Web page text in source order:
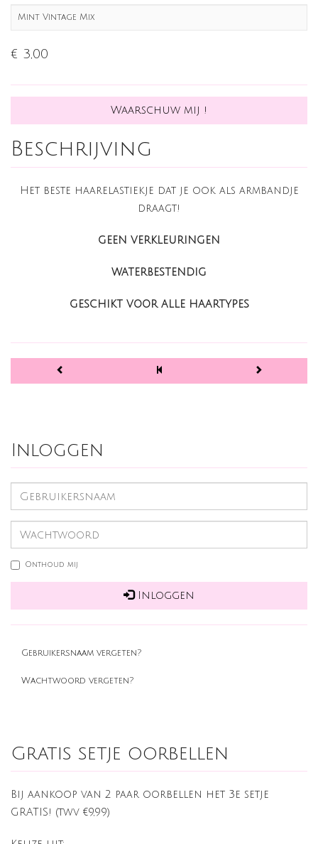
Mint Vintage Mix
€ 3,00
Waarschuw mij !
Beschrijving
Het beste haarelastiekje dat je ook als armbandje
draagt!
GEEN VERKLEURINGEN
WATERBESTENDIG
GESCHIKT VOOR ALLE HAARTYPES
Inloggen
Onthoud mij
Inloggen
Gebruikersnaam vergeten?
Wachtwoord vergeten?
Gratis setje oorbellen
Bij aankoop van 2 paar oorbellen het 3e setje
GRATIS! (twv €9,99)